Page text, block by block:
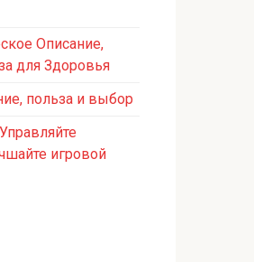
Описание,
для Здоровья
польза и выбор
игровой